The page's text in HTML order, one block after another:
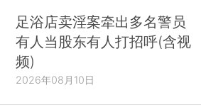
足浴店卖淫案牵出多名警员
有人当股东有人打招呼(含视
频)
2026年08月10日